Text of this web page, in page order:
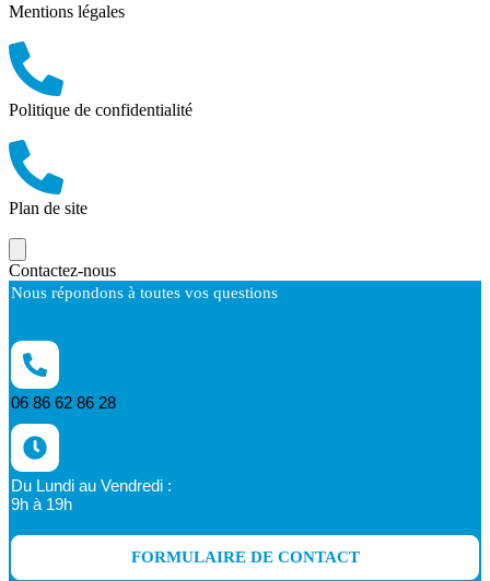
Mentions légales
Politique de confidentialité
Plan de site
Contactez-nous
Nous répondons à toutes vos questions
06 86 62 86 28
Du Lundi au Vendredi :
9h à 19h
FORMULAIRE DE CONTACT